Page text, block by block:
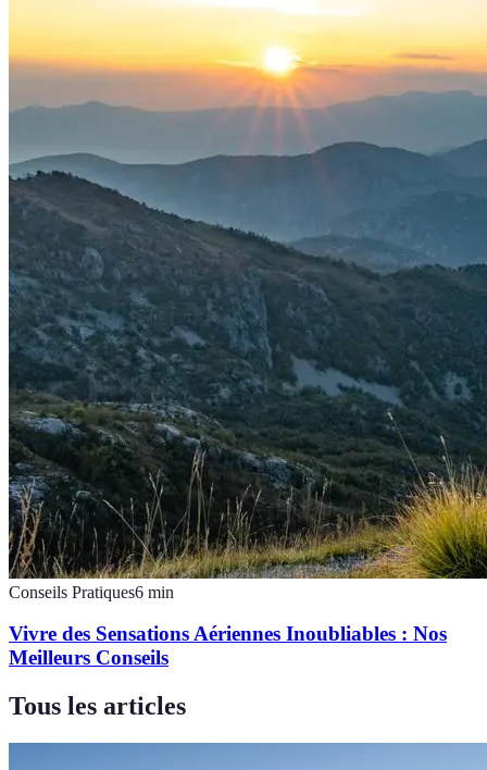
Conseils Pratiques6 min
Vivre des Sensations Aériennes Inoubliables : Nos
Meilleurs Conseils
Tous les articles